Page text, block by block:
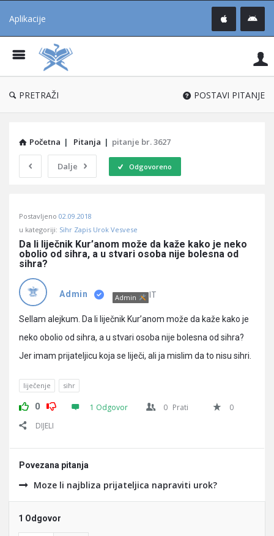
Aplikacije
®
PRETRAŽI POSTAVI PITANJE
Početna | Pitanja | pitanje br. 3627
Dalje Odgovoreno
Učene
Latest
Pitanja
Postavljeno 02.09.2018
u kategoriji: Sihr Zapis Urok Vesvese
Da li liječnik Kur’anom može da kaže kako je neko
obolio od sihra, a u stvari osoba nije bolesna od
sihra?
Admin Admin IT
Sellam alejkum. Da li liječnik Kur’anom može da kaže kako je
neko obolio od sihra, a u stvari osoba nije bolesna od sihra?
Jer imam prijateljicu koja se liječi, ali ja mislim da to nisu sihri.
liječenje sihr
0 1 Odgovor 0 Prati
0
DIJELI
Povezana pitanja
Moze li najbliza prijateljica napraviti urok?
1 Odgovor